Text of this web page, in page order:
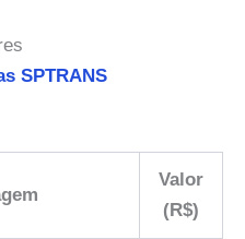
SPTRANS
Valor
(R$)